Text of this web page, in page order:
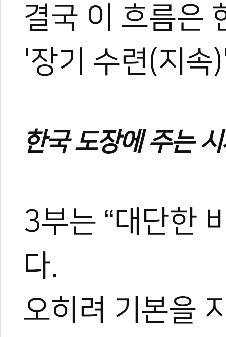
결국 이 흐름은
'장기 수련(지속
한국 도장에 주는
3부는 “대단한
다.
오히려 기본을